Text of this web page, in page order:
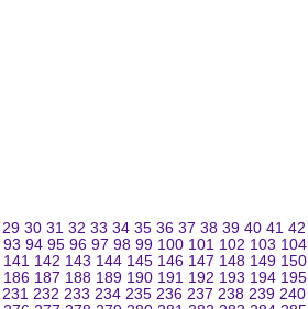
29 30 31 32 33 34 35 36 37 38 39 40 41 42
93 94 95 96 97 98 99 100 101 102 103 104
141 142 143 144 145 146 147 148 149 150
186 187 188 189 190 191 192 193 194 195
231 232 233 234 235 236 237 238 239 240